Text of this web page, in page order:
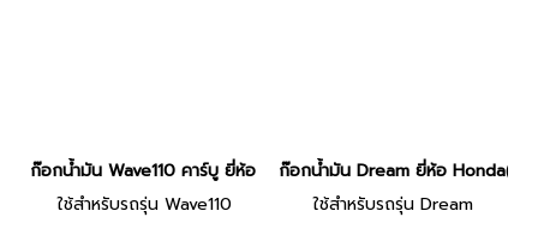
ก๊อกน้ำมัน Wave110 คาร์บู ยี่ห้อ Honda(PPS)
ใช้สำหรับรถรุ่น Wave110
ก๊อกน้ำมัน Dream ยี่ห้อ Honda(โช
ใช้สำหรับรถรุ่น Dream